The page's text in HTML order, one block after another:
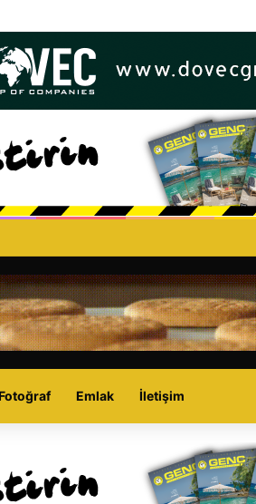
kazası: Turan Obalı yaşamını yitirdi!
Emlak İletişim